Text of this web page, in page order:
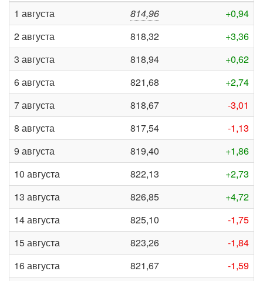
1 августа 814,96
+0,94
2 августа
818,32
+3,36
3 августа
818,94
+0,62
6 августа
821,68
+2,74
7 августа
818,67
-3,01
8 августа
817,54
-1,13
9 августа
819,40
+1,86
10 августа
822,13
+2,73
13 августа
826,85
+4,72
14 августа
825,10
-1,75
15 августа
823,26
-1,84
16 августа
821,67
-1,59